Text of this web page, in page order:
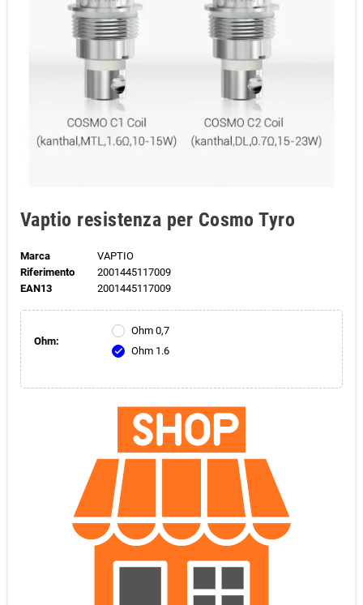
Vaptio resistenza per Cosmo Tyro
Marca
VAPTIO
Riferimento
2001445117009
EAN13
2001445117009
Ohm:
Ohm 0,7
check Ohm 1.6